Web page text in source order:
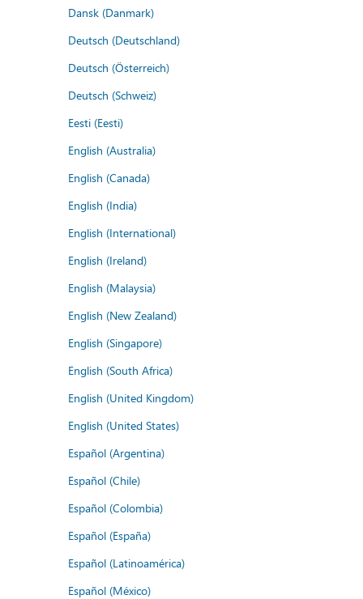
Dansk (Danmark)
Deutsch (Deutschland)
Deutsch (Österreich)
Deutsch (Schweiz)
Eesti (Eesti)
English (Australia)
English (Canada)
English (India)
English (International)
English (Ireland)
English (Malaysia)
English (New Zealand)
English (Singapore)
English (South Africa)
English (United Kingdom)
English (United States)
Español (Argentina)
Español (Chile)
Español (Colombia)
Español (España)
Español (Latinoamérica)
Español (México)